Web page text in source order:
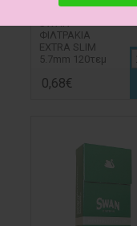
SWAN
ΦΙΛΤΡΑΚΙΑ
ΕΧΤRΑ SLΙΜ
5.7mm 120τεμ
0,68€